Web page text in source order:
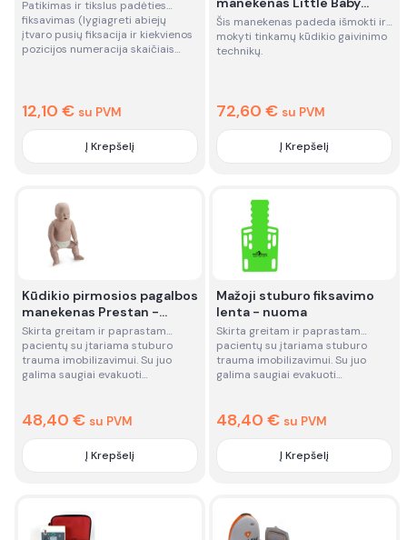
Patikimas ir tikslus padėties
fiksavimas (lygiagreti abiejų
įtvaro pusių fiksacija ir kiekvienos
pozicijos numeracija skaičiais…
12,10 € su PVM
Quantity Į Krepšelį
QCPR - nuoma
Šis manekenas padeda išmokti ir
mokyti tinkamų kūdikio gaivinimo
technikų.
72,60 € su PVM
Quantity Į Krepšelį
Kūdikio pirmosios pagalbos
manekenas Prestan -
nuoma
Skirta greitam ir paprastam
pacientų su įtariama stuburo
trauma imobilizavimui. Su juo
galima saugiai evakuoti…
48,40 € su PVM
Quantity Į Krepšelį
Mažoji stuburo fiksavimo
lenta - nuoma
Skirta greitam ir paprastam
pacientų su įtariama stuburo
trauma imobilizavimui. Su juo
galima saugiai evakuoti…
48,40 € su PVM
Quantity Į Krepšelį